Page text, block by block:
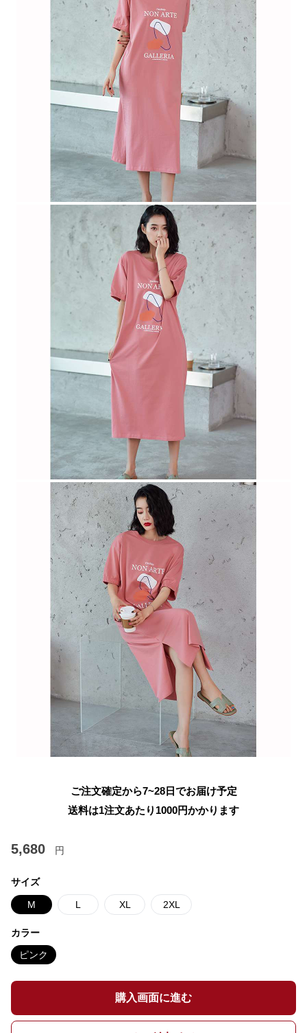
ご注文確定から7~28日でお届け予定
送料は1注文あたり 1000円かかります
5,680 円
サイズ
M L XL 2XL
カラー
ピンク
購入画面に進む